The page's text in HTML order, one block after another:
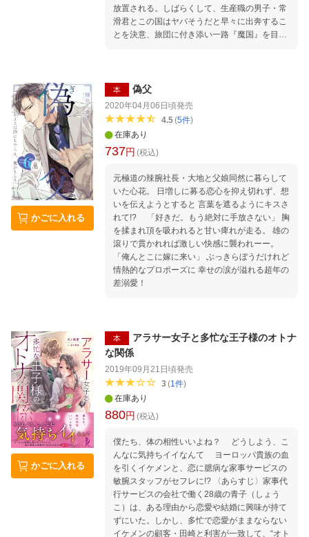
放置される。しばらくして、生産職の男子・常
滑君とこの国はヤバそうだと早々に出奔するこ
とを決意、旅団に付き添い一路『魔国』を目指
に飛び込んできたのは、もっふもふの蒼銀の毛
皮だった！？ しかも『番』って、ドウイウコ
トデスカ？ もふもふ美丈夫の旦那様にエロエ
ロに溺愛される異世界チート＆ファンタジー！
期間限定公開の特別書下ろし短編「ティゲルコ
のにゃんとも素敵な新生活」が読めるQRコー
かごに入れる
本 偽父
2020年04月06日頃発売
4.5(5件)
在庫あり
737円 (税込)
元極道の辣腕社長・大地と父娘同然に暮らして
いた心花。 日増しに募る恋心を抑え切れず、想
いを伝えようとすると 言葉を遮るようにキスさ
れて!? 「好きだ。もう絶対に手放さない」 胸
を揉まれ頂を吸われると甘い痺れが走る。 雄の
滾りで貫かれれば激しい快感に襲われーー。
「俺んとこに嫁に来い」 ぶっきらぼうだけれど
情熱的なプロポーズに 幸せの涙が溢れる超年の
差溺愛！
かごに入れる
本
アラサー女子と多忙な王子様のオトナ
な関係
2019年09月21日頃発売
3(1 件)
在庫あり
880円 (税込)
僕たち、体の相性いいよね？ どうしよう、こ
んなに気持ちイイなんて ヨーロッパ貴族の血
を引くイケメンと、恋に臆病な家事サービスの
敏腕スタッフがセフレに!? 〈あらすじ〉家事代
行サービスの会社で働く28歳の青子（しょう
こ）は、ある理由から恋愛や結婚に興味が持て
ずにいた。しかし、多忙で恋愛がままならない
イケメンの顧客・田崎と利害が一致して、“オト